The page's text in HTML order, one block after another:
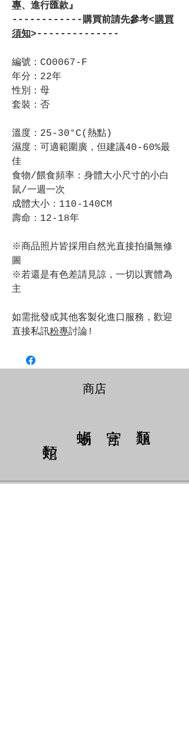
專、進行匯款』
------------購買前請先參考<購買
須知>--------------
編號：CO0067-F
年分：22年
性別：母
套裝：否
溫度：25-30°C(熱點)
濕度：可適範圍廣，但建議40-60%最
佳
食物/餵食頻率：身體大小尺寸的小白
鼠/一週一次
成體大小：110-140CM
​​​​​​​壽命：12-18年
※商品照片皆採用自然光直接拍攝無修
圖
※若還是有色差請見諒，一切以實體為
主
如需批發或其他客製化進口服務，歡迎
直接私訊粉專討論!
商店